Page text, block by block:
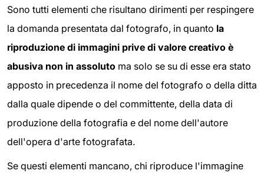
Sono tutti elementi che risultano dirimenti per respingere
la domanda presentata dal fotografo, in quanto la
riproduzione di immagini prive di valore creativo è
abusiva non in assoluto ma solo se su di esse era stato
apposto in precedenza il nome del fotografo o della ditta
dalla quale dipende o del committente, della data di
produzione della fotografia e del nome dell'autore
dell'opera d'arte fotografata.
Se questi elementi mancano, chi riproduce l'immagine